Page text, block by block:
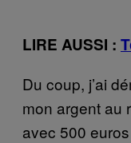
LIRE AUSSI :
Du coup, j’ai
mon argent au
avec 500